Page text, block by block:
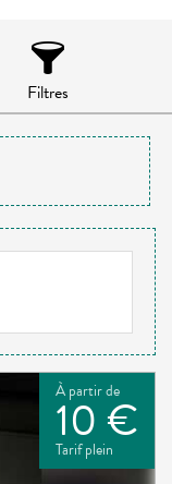
Filtres
À partir de
10 €
Tarif plein